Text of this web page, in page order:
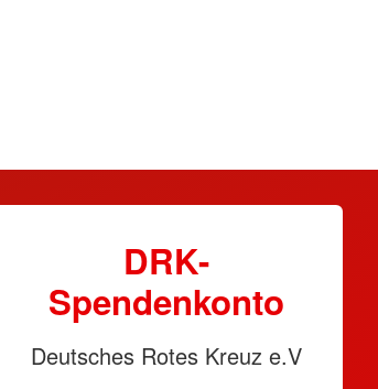
DRK-
Spendenkonto
Deutsches Rotes Kreuz e.V